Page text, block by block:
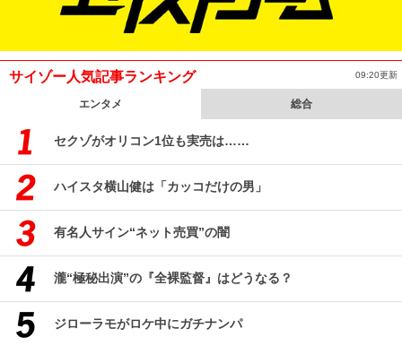
サイゾー人気記事ランキング 09:20更新
エンタメ 総合
セクゾがオリコン1位も実売は……
ハイスタ横山健は「カッコだけの男」
有名人サイン“ネット売買”の闇
瀧“極秘出演”の『全裸監督』はどうなる？
ジローラモがロケ中にガチナンパ